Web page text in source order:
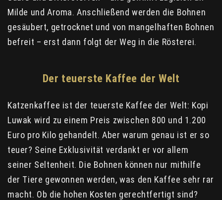
Milde und Aroma. Anschließend werden die Bohnen
gesäubert, getrocknet und von mangelhaften Bohnen
befreit – erst dann folgt der Weg in die Rösterei.
Der teuerste Kaffee der Welt
Katzenkaffee ist der teuerste Kaffee der Welt: Kopi
Luwak wird zu einem Preis zwischen 800 und 1.200
Euro pro Kilo gehandelt. Aber warum genau ist er so
teuer? Seine Exklusivität verdankt er vor allem
seiner Seltenheit. Die Bohnen können nur mithilfe
der Tiere gewonnen werden, was den Kaffee sehr rar
macht. Ob die hohen Kosten gerechtfertigt sind?